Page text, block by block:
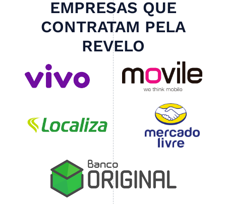
EMPRESAS QUE
CONTRATAM PELA
REVELO